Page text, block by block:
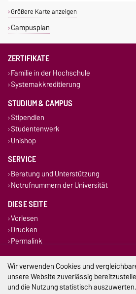
Größere Karte anzeigen
Campusplan
ZERTIFIKATE
Familie in der Hochschule
Systemakkreditierung
STUDIUM & CAMPUS
Stipendien
Studentenwerk
Unishop
SERVICE
Beratung und Unterstützung
Notrufnummern der Universität
DIESE SEITE
Vorlesen
Drucken
Permalink
Impressum
Datenschutz
Wir verwenden Cookies und
unsere Website zuverlässig
und die Nutzung statistisch auszuwerten.